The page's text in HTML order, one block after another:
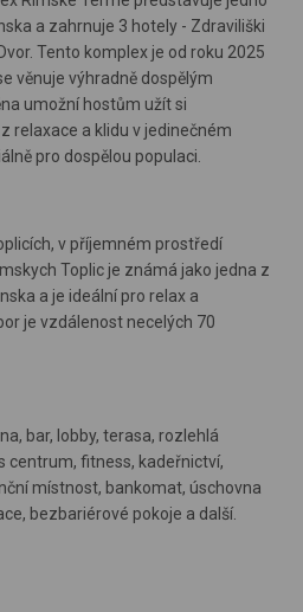
a zahrnuje 3 hotely - Zdraviliški
Tento komplex je od roku 2025
věnuje výhradně dospělým
umožní hostům užít si
relaxace a klidu v jedinečném
pro dospělou populaci.
v příjemném prostředí
Toplic je známá jako jedna z
a je ideální pro relax a
je vzdálenost necelých 70
bar, lobby, terasa, rozlehlá
centrum, fitness, kadeřnictví,
místnost, bankomat, úschovna
bezbariérové pokoje a další.